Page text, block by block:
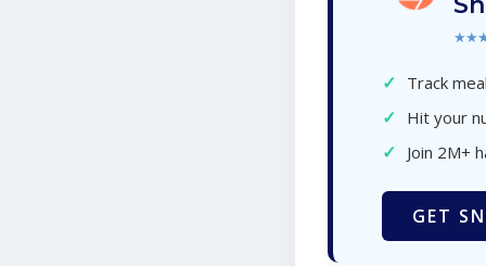
✓ Track
✓ Hit your
✓ Join 2M+
GET